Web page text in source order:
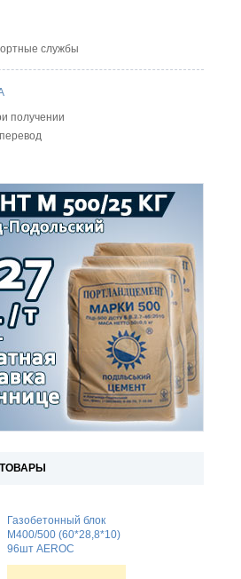
службы
получении
Газобетонный блок
М400/500 (60*28,8*10)
96шт AEROC